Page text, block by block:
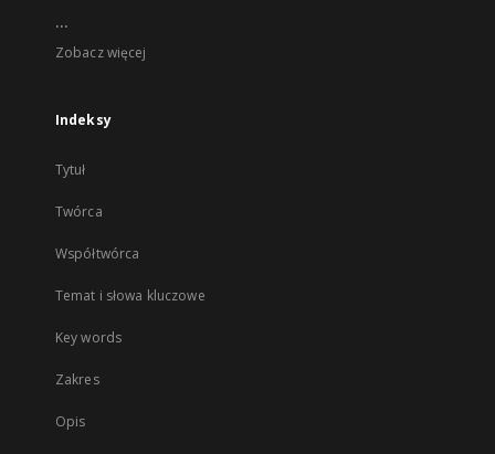
...
Zobacz więcej
Indeksy
Tytuł
Twórca
Współtwórca
Temat i słowa kluczowe
Key words
Zakres
Opis